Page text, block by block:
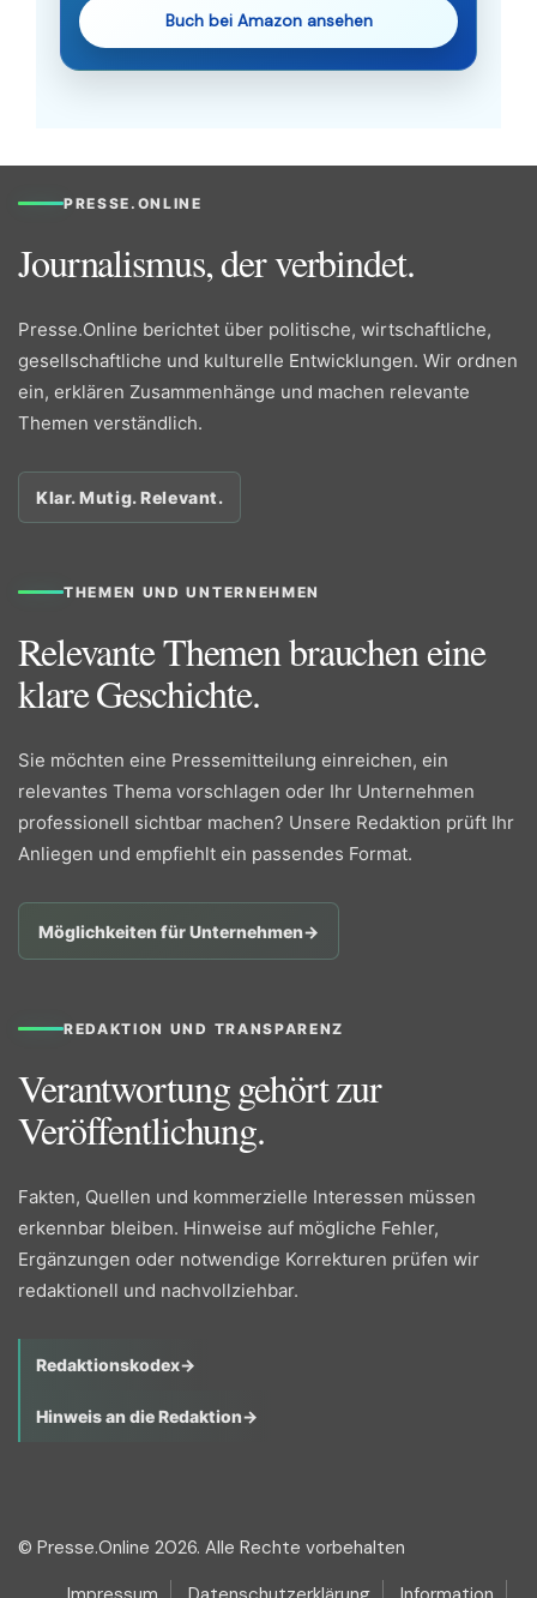
Buch bei Amazon ansehen
PRESSE.ONLINE
Journalismus, der verbindet.
Presse.Online berichtet über politische, wirtschaftliche,
gesellschaftliche und kulturelle Entwicklungen. Wir ordnen
ein, erklären Zusammenhänge und machen relevante
Themen verständlich.
Klar. Mutig. Relevant.
THEMEN UND UNTERNEHMEN
Relevante Themen brauchen eine
klare Geschichte.
Sie möchten eine Pressemitteilung einreichen, ein
relevantes Thema vorschlagen oder Ihr Unternehmen
professionell sichtbar machen? Unsere Redaktion prüft Ihr
Anliegen und empfiehlt ein passendes Format.
Möglichkeiten für Unternehmen→
REDAKTION UND TRANSPARENZ
Verantwortung gehört zur
Veröffentlichung.
Fakten, Quellen und kommerzielle Interessen müssen
erkennbar bleiben. Hinweise auf mögliche Fehler,
Ergänzungen oder notwendige Korrekturen prüfen wir
redaktionell und nachvollziehbar.
Redaktionskodex→
Hinweis an die Redaktion→
© Presse.Online 2026. Alle Rechte vorbehalten